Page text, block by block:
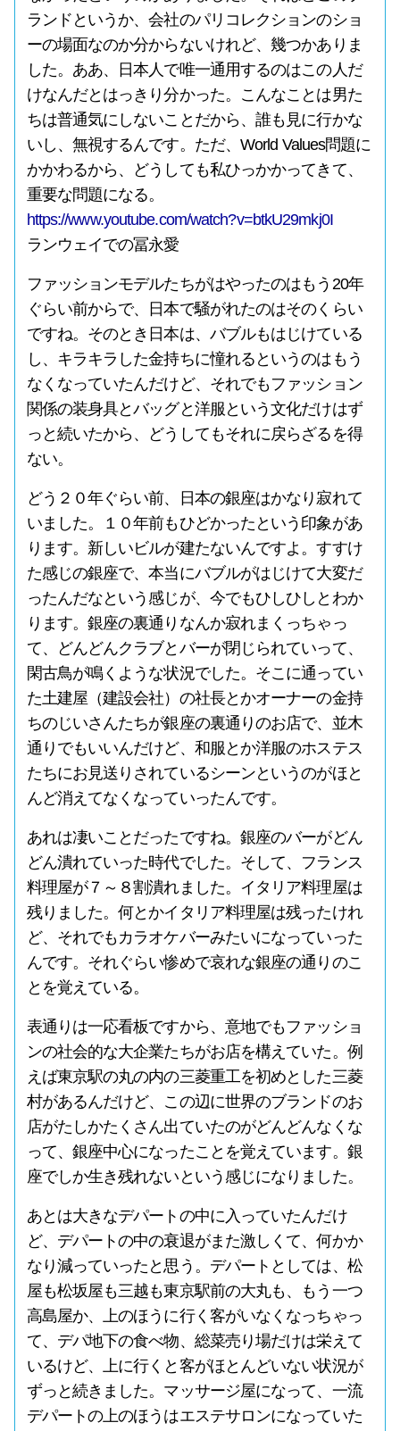
ランドというか、会社のパリコレクションのショ
ーの場面なのか分からないけれど、幾つかありま
した。ああ、日本人で唯一通用するのはこの人だ
けなんだとはっきり分かった。こんなことは男た
ちは普通気にしないことだから、誰も見に行かな
いし、無視するんです。ただ、World Values問題に
かかわるから、どうしても私ひっかかってきて、
重要な問題になる。
https://www.youtube.com/watch?v=btkU29mkj0I
ランウェイでの冨永愛
ファッションモデルたちがはやったのはもう20年
ぐらい前からで、日本で騒がれたのはそのくらい
ですね。そのとき日本は、バブルもはじけている
し、キラキラした金持ちに憧れるというのはもう
なくなっていたんだけど、それでもファッション
関係の装身具とバッグと洋服という文化だけはず
っと続いたから、どうしてもそれに戻らざるを得
ない。
どう２０年ぐらい前、日本の銀座はかなり寂れて
いました。１０年前もひどかったという印象があ
ります。新しいビルが建たないんですよ。すすけ
た感じの銀座で、本当にバブルがはじけて大変だ
ったんだなという感じが、今でもひしひしとわか
ります。銀座の裏通りなんか寂れまくっちゃっ
て、どんどんクラブとバーが閉じられていって、
閑古鳥が鳴くような状況でした。そこに通ってい
た土建屋（建設会社）の社長とかオーナーの金持
ちのじいさんたちが銀座の裏通りのお店で、並木
通りでもいいんだけど、和服とか洋服のホステス
たちにお見送りされているシーンというのがほと
んど消えてなくなっていったんです。
あれは凄いことだったですね。銀座のバーがどん
どん潰れていった時代でした。そして、フランス
料理屋が７～８割潰れました。イタリア料理屋は
残りました。何とかイタリア料理屋は残ったけれ
ど、それでもカラオケバーみたいになっていった
んです。それぐらい惨めで哀れな銀座の通りのこ
とを覚えている。
表通りは一応看板ですから、意地でもファッショ
ンの社会的な大企業たちがお店を構えていた。例
えば東京駅の丸の内の三菱重工を初めとした三菱
村があるんだけど、この辺に世界のブランドのお
店がたしかたくさん出ていたのがどんどんなくな
って、銀座中心になったことを覚えています。銀
座でしか生き残れないという感じになりました。
あとは大きなデパートの中に入っていたんだけ
ど、デパートの中の衰退がまた激しくて、何かか
なり減っていったと思う。デパートとしては、松
屋も松坂屋も三越も東京駅前の大丸も、もう一つ
高島屋か、上のほうに行く客がいなくなっちゃっ
て、デパ地下の食べ物、総菜売り場だけは栄えて
いるけど、上に行くと客がほとんどいない状況が
ずっと続きました。マッサージ屋になって、一流
デパートの上のほうはエステサロンになっていた